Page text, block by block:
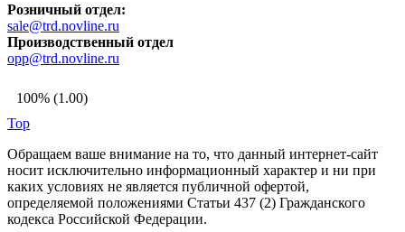
Розничный отдел:
sale@trd.novline.ru
Производственный отдел
opp@trd.novline.ru
100% (1.00)
Top
Обращаем ваше внимание на то, что данный интернет-сайт
носит исключительно информационный характер и ни при
каких условиях не является публичной офертой,
определяемой положениями Статьи 437 (2) Гражданского
кодекса Российской Федерации.